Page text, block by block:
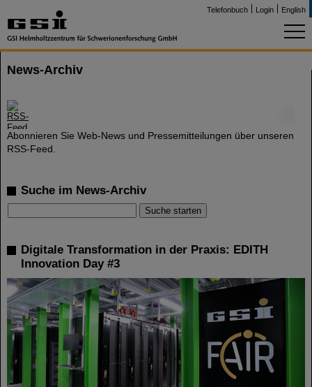
Telefonbuch Login English
News-Archiv
Abonnieren Sie Web-News und Pressemitteilungen über unseren
RSS-Feed.
Suche im News-Archiv
Digitale Transformation in der Praxis: EDITH
Innovation Day #3